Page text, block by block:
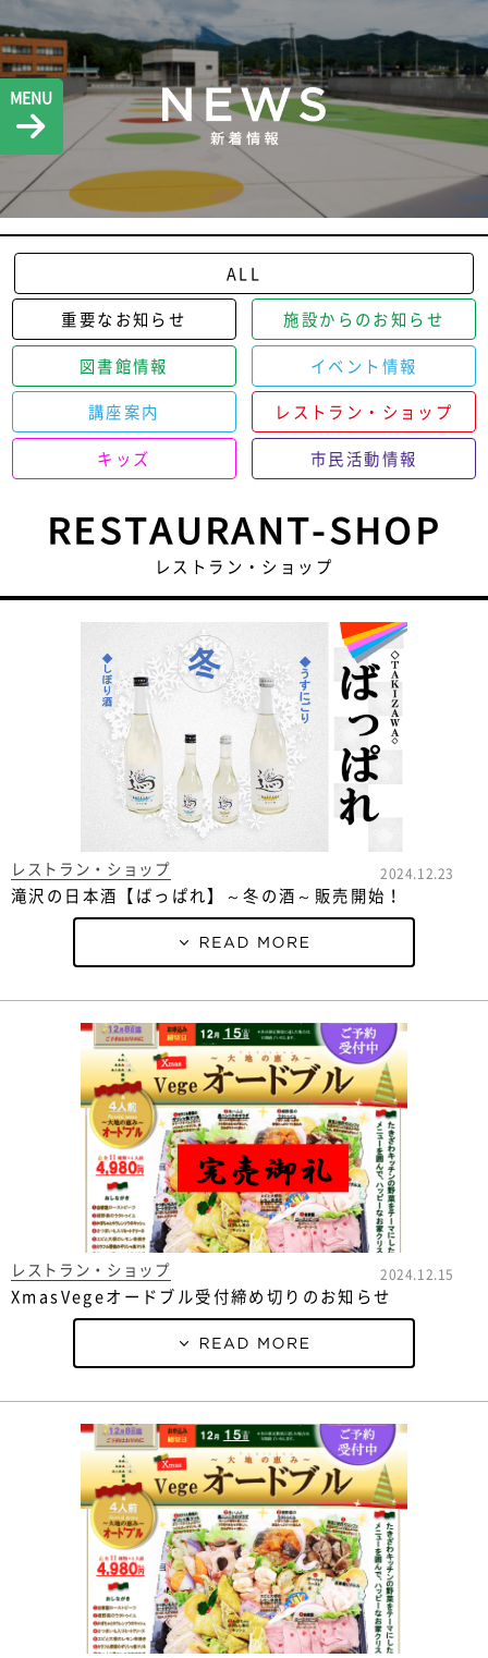
MENU
ALL
重要なお知らせ
施設からのお知らせ
図書館情報
イベント情報
講座案内
レストラン・ショップ
キッズ
市民活動情報
RESTAURANT-SHOP
レストラン・ショップ
レストラン・ショップ 2024.12.23
滝沢の日本酒【ばっぱれ】～冬の酒～販売開始！
レストラン・ショップ 2024.12.15
XmasVegeオードブル受付締め切りのお知らせ